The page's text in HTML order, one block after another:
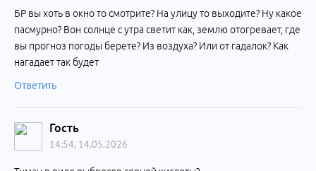
БР вы хоть в окно то смотрите? На улицу то выходите? Ну какое
пасмурно? Вон солнце с утра светит как, землю отогревает, где
вы прогноз погоды берете? Из воздуха? Или от гадалок? Как
нагадает так будет
Ответить
Гость
14:54, 14.05.2026